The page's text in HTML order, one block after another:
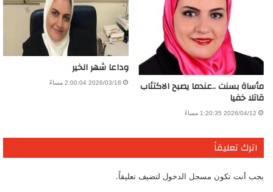
مأساة بسنت ..عندما يصبح الاكتئاب
قاتلا خفيا
2026/04/12 1:20:35 مساءً
وداعا شهر الخير
2026/03/18 2:00:04 مساءً
اترك تعليقاً
يجب أنت تكون مسجل الدخول لتضيف تعليقاً.